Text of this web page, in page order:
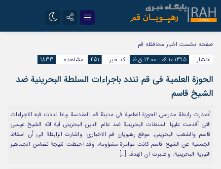
تلگرام
ایتا
صفحه نخست اخبار محافظه قم
انتشار :
1395-10-06 - 12:00 ق.ظ کد خبر : 451 مشاهده : 1833
الحوزة العلمية في قم تندد باجراءات السلطة البحرينية ضد
الشيخ قاسم
أصدرت رابطة مدرسي الحوزة العلمية في مدينة قم المقدسة بيانا نددت فيه الاجراءات
التي أقدمت عليها السلطات البحرينية ضد عالم الدين البحريني آية الله الشيخ عيسي
قاسم والشعب البحريني. موقع رهبویان قم الاخباری: واشارت الرابطة الى أن اسقاط
الجنسية عن الشيخ قاسم كانت مؤامرة مشؤومة، وقد احبطت نتيجة تضامن الجماهير
الثورية البحرينية. واعتبرت ان الهدف […]